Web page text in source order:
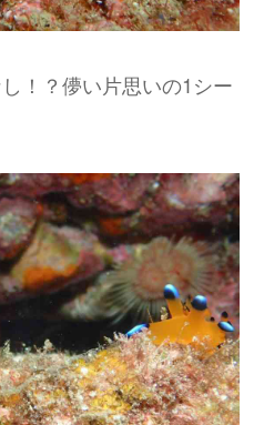
！？儚い片思いの1シー